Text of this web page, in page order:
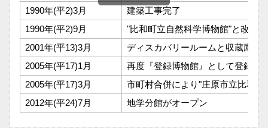
1990年(平2)3月
建築工事完了
1990年(平2)9月
"比和町立自然科学博物館"と改称
2001年(平13)3月
ディスカバリールームと収蔵庫を
2005年(平17)1月
再度『登録博物館』として登録さ
2005年(平17)3月
市町村合併により"庄原市立比和自
2012年(平24)7月
地学分館がオープン